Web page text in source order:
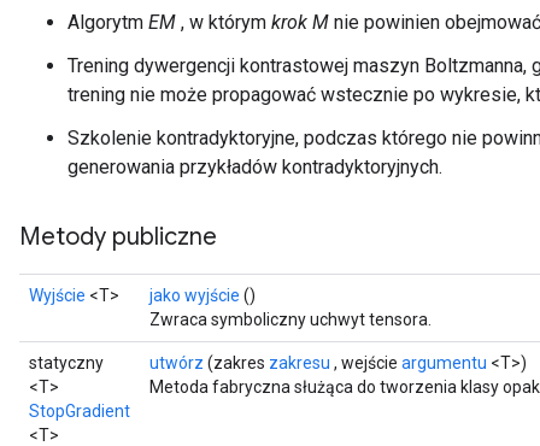
Algorytm EM , w którym krok M nie powinien
Trening dywergencji kontrastowej maszyn
trening nie może propagować wstecznie po wykresie,
Szkolenie kontradyktoryjne, podczas którego nie
generowania przykładów kontradyktoryjnych.
Metody publiczne
Wyjście <T> jako wyjście ()
Zwraca symboliczny uchwyt tensora.
statyczny
<T>
StopGradient
<T>
utwórz (zakres zakresu , wejście argumentu <T>)
Metoda fabryczna służąca do tworzenia klasy